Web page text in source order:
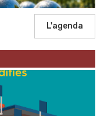
L'agenda